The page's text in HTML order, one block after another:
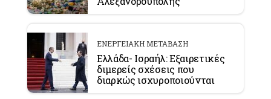
ΕΝΕΡΓΕΙΑΚΗ ΜΕΤΑΒΑΣΗ
Ελλάδα- Ισραήλ: Εξαιρετικές
διμερείς σχέσεις που
διαρκώς ισχυροποιούνται